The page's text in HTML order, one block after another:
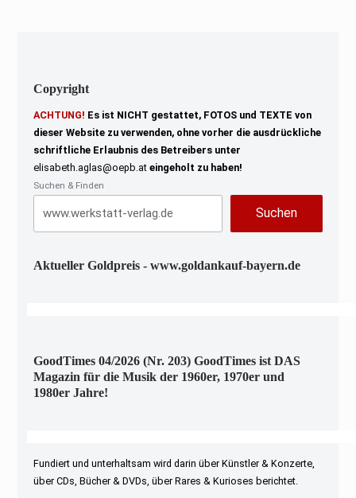
Copyright
ACHTUNG! Es ist NICHT gestattet, FOTOS und TEXTE von
dieser Website zu verwenden, ohne vorher die ausdrückliche
schriftliche Erlaubnis des Betreibers unter
elisabeth.aglas@oepb.at eingeholt zu haben!
Suchen & Finden
Suchen
Aktueller Goldpreis - www.goldankauf-bayern.de
GoodTimes 04/2026 (Nr. 203) GoodTimes ist DAS
Magazin für die Musik der 1960er, 1970er und
1980er Jahre!
Fundiert und unterhaltsam wird darin über Künstler & Konzerte,
über CDs, Bücher & DVDs, über Rares & Kurioses berichtet.